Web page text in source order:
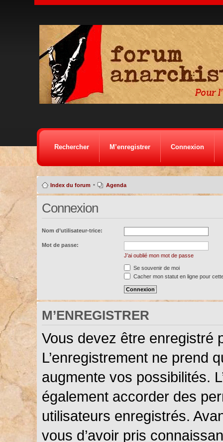
Rechercher M’enregistrer Connexion
Index du forum • Agenda
Connexion
Nom d’utilisateur-trice:
Mot de passe:
J’ai oublié mon mot de passe
Se souvenir de moi
Cacher mon statut en ligne pour
M’ENREGISTRER
Vous devez être enregistré
L’enregistrement ne prend
augmente vos possibilités.
également accorder des
utilisateurs enregistrés.
vous d’avoir pris